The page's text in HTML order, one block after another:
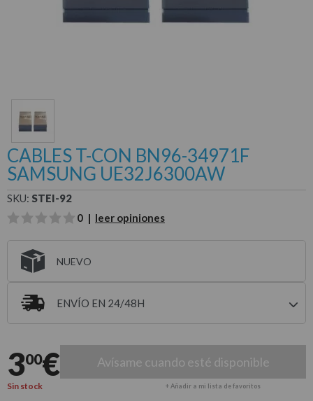
CABLES T-CON BN96-34971F
SAMSUNG UE32J6300AW
SKU: STEI-92
0 | leer opiniones
NUEVO
ENVÍO EN 24/48H
300€ Avísame cuando esté disponible
Sin stock + Añadir a mi lista de favoritos